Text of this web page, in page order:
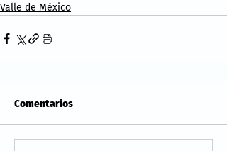
Valle de México
Comentarios